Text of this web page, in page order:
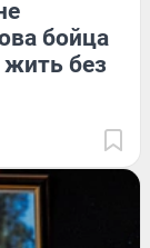
бойца
без